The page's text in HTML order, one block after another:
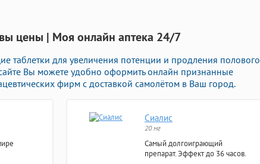
цены | Моя онлайн аптека 24/7
таблетки для увеличения потенции и продления полового
Вы можете удобно оформить онлайн признанные
фирм с доставкой самолётом в Ваш город.
Сиалис
20 мг
Самый долгоиграющий
препарат. Эффект до 36 часов.